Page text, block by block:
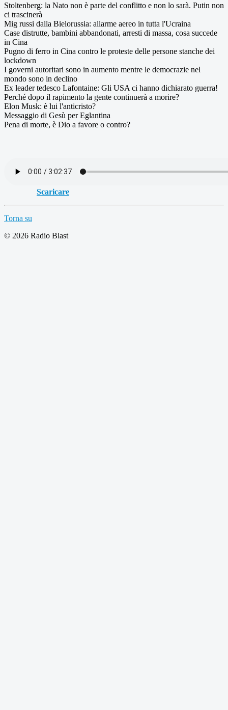
Stoltenberg: la Nato non è parte del conflitto e non lo sarà. Putin non
ci trascinerà
Mig russi dalla Bielorussia: allarme aereo in tutta l'Ucraina
Case distrutte, bambini abbandonati, arresti di massa, cosa succede
in Cina
Pugno di ferro in Cina contro le proteste delle persone stanche dei
lockdown
I governi autoritari sono in aumento mentre le democrazie nel
mondo sono in declino
Ex leader tedesco Lafontaine: Gli USA ci hanno dichiarato guerra!
Perché dopo il rapimento la gente continuerà a morire?
Elon Musk: è lui l'anticristo?
Messaggio di Gesù per Eglantina
Pena di morte, è Dio a favore o contro?
Scaricare
Torna su
© 2026 Radio Blast